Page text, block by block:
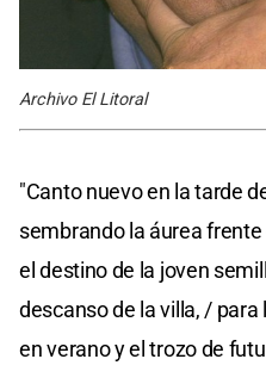
Archivo El Litoral
"Canto nuevo en la tarde
sembrando la áurea
el destino de la joven
descanso de la villa, /
en verano y el trozo de